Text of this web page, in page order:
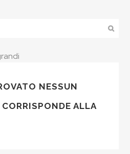
NESSUN
ALLA